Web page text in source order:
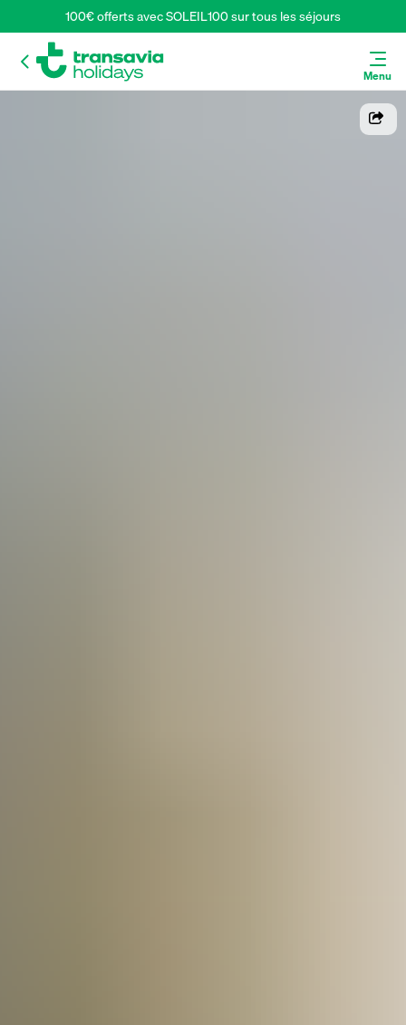
100€ offerts avec SOLEIL100 sur tous les séjours
Menu